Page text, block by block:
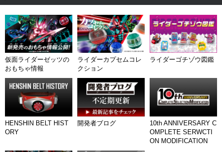
仮面ライダーゼッツの
おもちゃ情報
ライダーカプセムコレ
クション
ライダーゴチゾウ図鑑
HENSHIN BELT HIST
ORY
開発者ブログ
10th ANNIVERSARY C
OMPLETE SERWCTI
ON MODIFICATION